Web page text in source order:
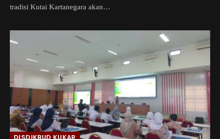
tradisi Kutai Kartanegara akan…
DISDIKBUD KUKAR